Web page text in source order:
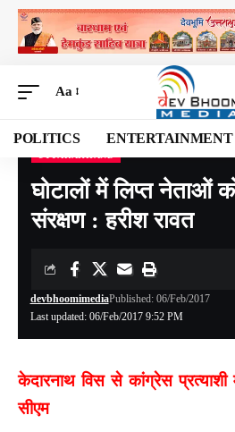
Aa
POLITICS ENTERTAINMENT
Devbhoomi Media >Blog>NATIONAL>
घोटालों में लिप्त नेताओं
संरक्षण : हरीश रावत
Last updated: 06/Feb/2017 9:52 PM
devbhoomimediaPublished: 06/Feb/2017
केदारनाथ विस से कांग्रेस
सीएम